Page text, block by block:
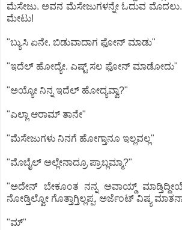
ಮೆಸೇಜು. ಅವನ ಮೆಸೇಜುಗಳನ್ನೇ ಓದುವ
ಮೇಟು!
"ಬ್ಯುಸಿ ಏನೇ. ಬಿಡುವಾದಾಗ ಫೋನ್ ಮಾಡು"
"ಇದೆಲ್ ಹೋದ್ಯೇ. ಎಷ್ಟ್ ಸಲ ಫೋನ್ ಮಾಡೋದು"
"ಅಯ್ಯೋ ನಿನ್ನ ಇದೆಲ್ ಹೋದ್ಯವ್ವಾ?"
"ಎಲ್ಲಾ ಆರಾಮ್ ತಾನೇ"
"ಮೆಸೇಜುಗಳು ನಿನಗೆ ಹೋಗ್ತಾನೂ ಇಲ್ಲವಲ್ಲ"
"ಮೊಬೈಲ್ ಅಲ್ಲೇನಾದ್ರೂ ಪ್ರಾಬ್ಲಮ್ಮಾ?"
"ಅದೇನ್ ಬೇಕೂಂತ ನನ್ನ ಅವಾಯ್ಡ್
ನೋಡ್ತಿಲ್ವೋ ಗೊತ್ತಾಗ್ತಿಲ್ಲಪ್ಪ. ಅರ್ಜೆಂಟ್ ವಿಷ್ಯ
"ಮ್"